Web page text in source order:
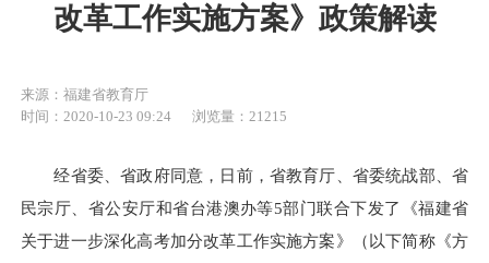
改革工作实施方案》政策解读
来源：福建省教育厅
时间：2020-10-23 09:24
浏览量：21215
经省委、省政府同意，日前，省教育厅、省委统战部、省
民宗厅、省公安厅和省台港澳办等5部门联合下发了《福建省
关于进一步深化高考加分改革工作实施方案》（以下简称《方